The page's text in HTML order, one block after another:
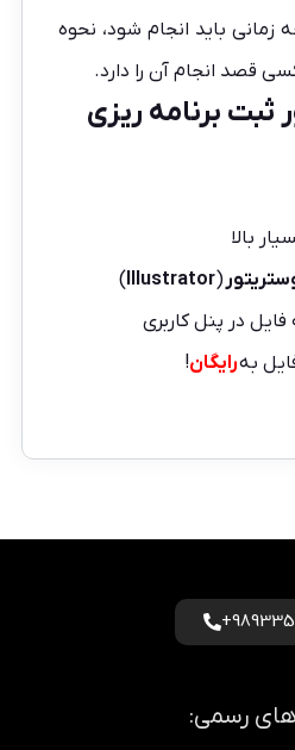
زمانی باید انجام شود، نحوه
قصد انجام آن را دارد.
ثبت برنامه ریزی
بالا
(
Illustrator
)
فایل در پنل کاربری
بهرایگان!
رسمی: